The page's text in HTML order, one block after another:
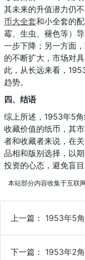
其未来的升值潜力仍
币大全套和小全套的
霉、生虫、褪色等）
一步下降；另一方面
的不断扩大，市场对
此，从长远来看，
趋势。
四、结语
综上所述，1953年5
收藏价值的纸币，其
者和收藏者来说，在
品相和版别选择，以
投资的心态，避免盲
本站部分内容收集于互联
上一篇： 1953年5
下一篇： 1953年2